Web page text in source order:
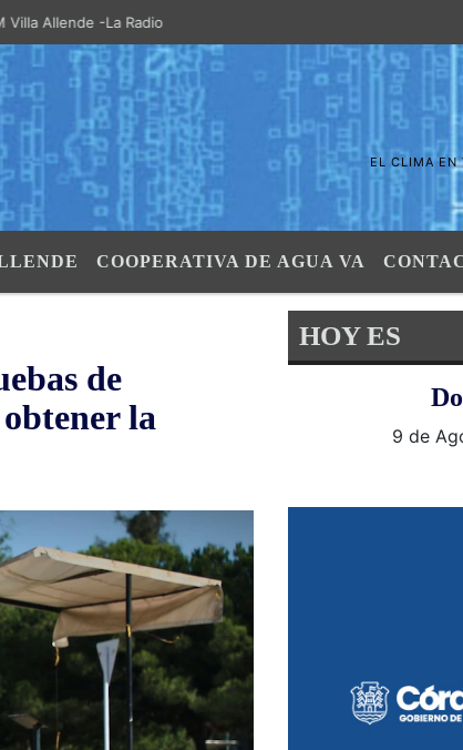
-La Radio de la Villa- "El Aire de las Sierras". SI SU AVISO
EL CLIMA EN
COOPERATIVA DE AGUA VA
de
la
HOY ES
9 de